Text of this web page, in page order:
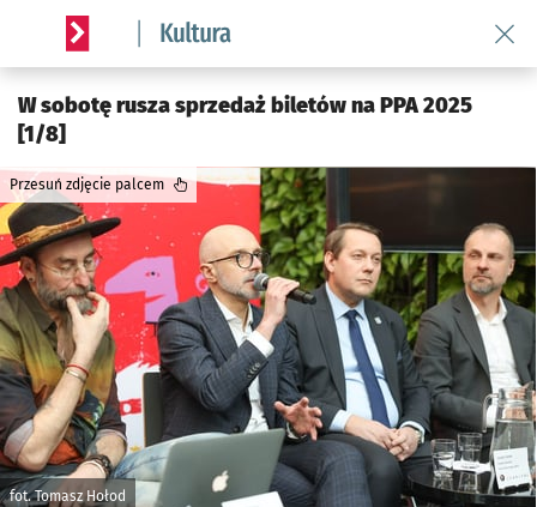
Serwis informacyjny wroclaw.pl podserwis: Kultura
W sobotę rusza sprzedaż biletów na PPA 2025
[1/8]
fot. Tomasz Hołod
Przesuń zdjęcie palcem